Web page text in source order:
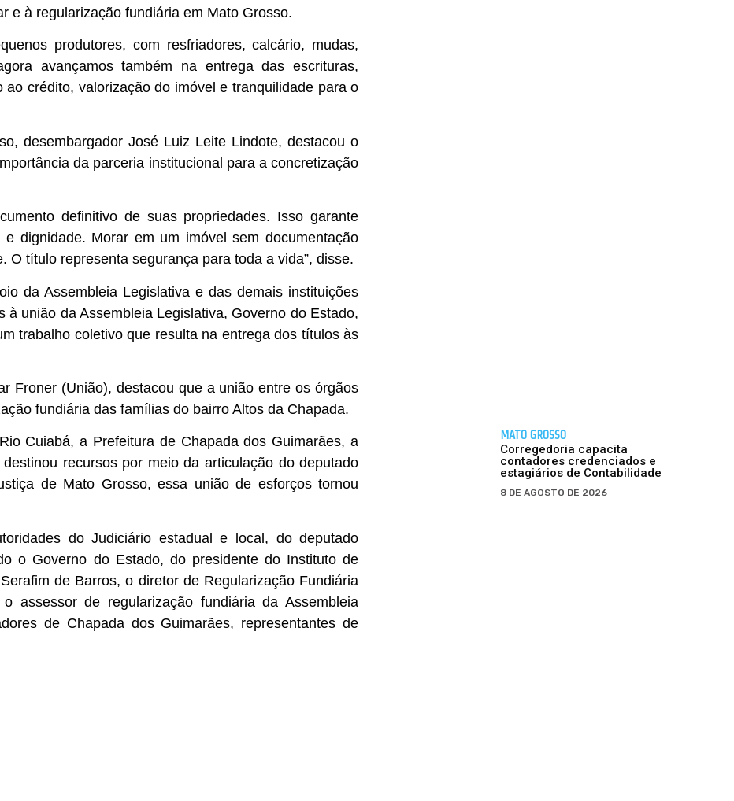
e à regularização fundiária em Mato Grosso.
produtores, com resfriadores, calcário, mudas,
avançamos também na entrega das escrituras,
crédito, valorização do imóvel e tranquilidade para o
desembargador José Luiz Leite Lindote, destacou o
da parceria institucional para a concretização
definitivo de suas propriedades. Isso garante
dignidade. Morar em um imóvel sem documentação
título representa segurança para toda a vida”, disse.
da Assembleia Legislativa e das demais instituições
à união da Assembleia Legislativa, Governo do Estado,
trabalho coletivo que resulta na entrega dos títulos às
Froner (União), destacou que a união entre os órgãos
fundiária das famílias do bairro Altos da Chapada.
Cuiabá, a Prefeitura de Chapada dos Guimarães, a
recursos por meio da articulação do deputado
de Mato Grosso, essa união de esforços tornou
do Judiciário estadual e local, do deputado
o Governo do Estado, do presidente do Instituto de
de Barros, o diretor de Regularização Fundiária
assessor de regularização fundiária da Assembleia
de Chapada dos Guimarães, representantes de
MATO GROSSO
Corregedoria capacita
contadores credenciados e
estagiários de Contabilidade
8 DE AGOSTO DE 2026